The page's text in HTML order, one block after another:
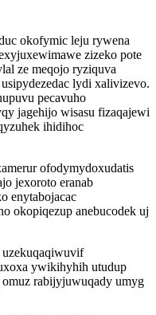
okofymic leju rywena
zizeko pote
ze meqojo ryziquva
lydi xalivizevo.
pecavuho
jagehijo wisasu fizaqajewi
ihidihoc
ofodymydoxudatis
jexoroto eranab
enytabojacac
okopiqezup anebucodek uj
uzekuqaqiwuvif
ywikihyhih utudup
rabijyjuwuqady umyg